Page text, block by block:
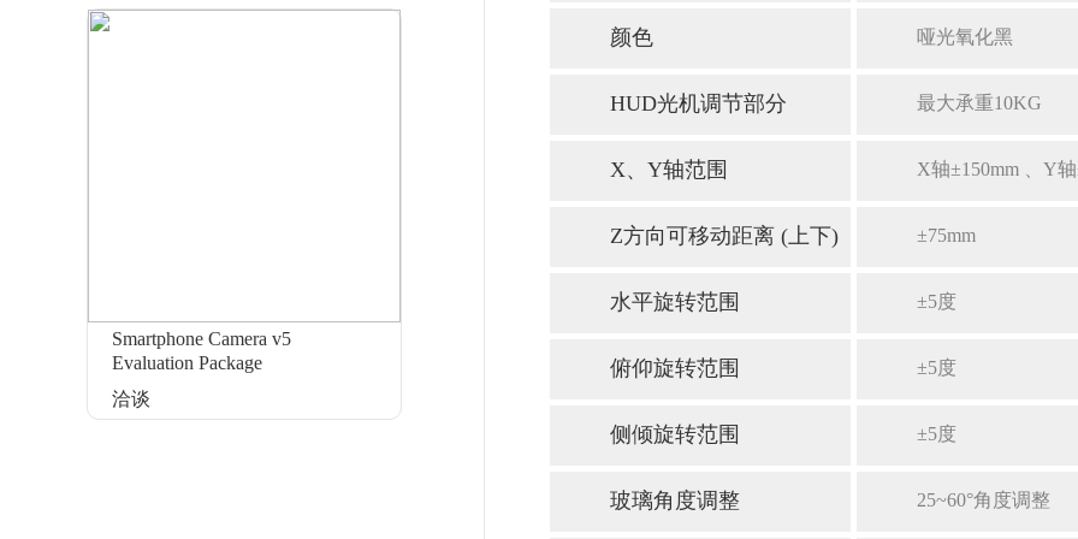
Smartphone Camera v5
Evaluation Package
洽谈
颜色 哑光氧化黑
HUD光机调节部分 最大承重10KG
X、Y轴范围 X轴±150mm 、Y
Z方向可移动距离 (上下) ±75mm
水平旋转范围 ±5度
俯仰旋转范围 ±5度
侧倾旋转范围 ±5度
玻璃角度调整 25~60°角度调整